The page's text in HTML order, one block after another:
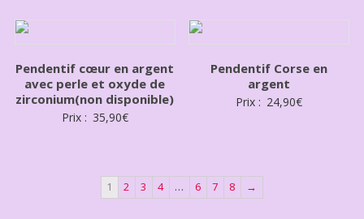
Pendentif cœur en argent
avec perle et oxyde de
zirconium(non disponible)
Prix : 35,90€
Pendentif Corse en
argent
Prix : 24,90€
1 2 3 4 … 6 7 8 →